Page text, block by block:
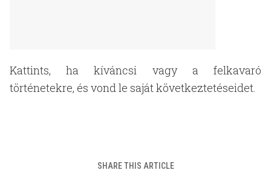
Kattints, ha kíváncsi vagy a felkavaró
történetekre, és vond le saját következtetéseidet.
SHARE THIS ARTICLE